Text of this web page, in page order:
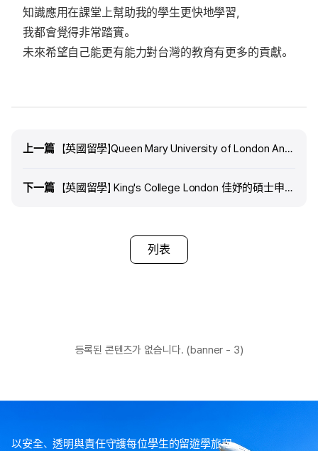
知識應用在課堂上幫助我的學生更快地學習，
我都會覺得非常踏實。
未來希望自己能更有能力對台灣的教育有更多的貢獻。
上一篇 上一篇
【英國留學】Queen Mary University of London Anne的碩士申請心得- edm留學
下一篇 下一篇
【英國留學】 King's College London 佳妤的碩士申請心得｜edm留學
列表
등록된 콘텐츠가 없습니다. (banner - 3)
以安全、透明與責任守護每位學生的留遊學旅程